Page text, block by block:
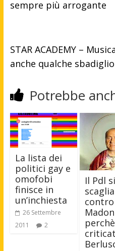
sempre più arrogante
STAR ACADEMY –
anche qualche sbadiglio
Potrebbe
La lista dei
politici gay e
omofobi
finisce in
un’inchiesta
26 Settembre
2011
2
Il Pdl si
scaglia
contro